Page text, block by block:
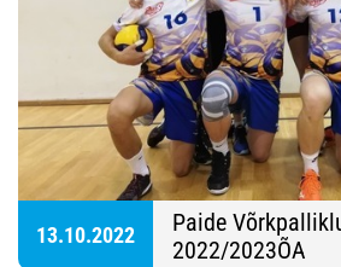
13.10.2022
Paide
2022/2023ÕA